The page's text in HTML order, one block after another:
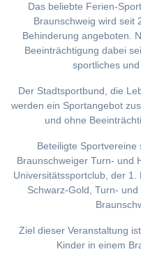
Das beliebte Ferien-
Braunschweig wird seit
Behinderung angeboten.
Beeinträchtigung dabei
sportliches
Der Stadtsportbund, die
werden ein Sportangebot
und ohne
Beteiligte
Braunschweiger Turn- und
Universitätssportclub, der
Schwarz-Gold, Turn-
Ziel dieser Veranstaltung
Kinder in einem